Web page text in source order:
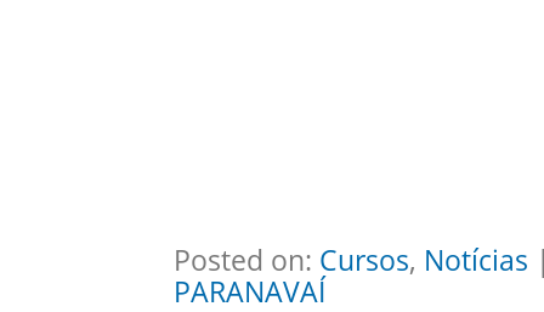
Posted on: Cursos, Notícias
PARANAVAÍ